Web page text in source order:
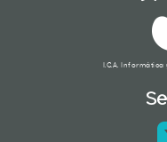
I.C.A.